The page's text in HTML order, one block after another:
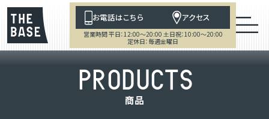
お電話はこちら アクセス
営業時間 平日：12:00～20:00 土日祝：10:00～20:00
定休日：毎週金曜日
PRODUCTS
商品